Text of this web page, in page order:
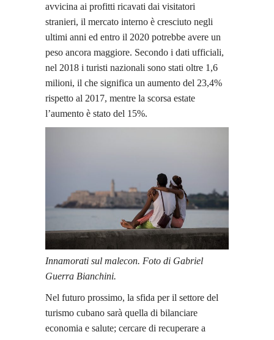
avvicina ai profitti ricavati dai visitatori
stranieri, il mercato interno è cresciuto negli
ultimi anni ed entro il 2020 potrebbe avere un
peso ancora maggiore. Secondo i dati ufficiali,
nel 2018 i turisti nazionali sono stati oltre 1,6
milioni, il che significa un aumento del 23,4%
rispetto al 2017, mentre la scorsa estate
l’aumento è stato del 15%.
Innamorati sul malecon. Foto di Gabriel
Guerra Bianchini.
Nel futuro prossimo, la sfida per il settore del
turismo cubano sarà quella di bilanciare
economia e salute; cercare di recuperare a